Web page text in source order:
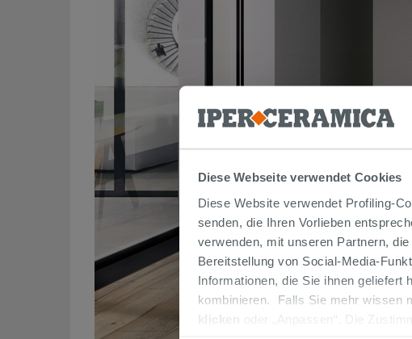
Diese Webseite verwendet Cookies
Diese Website verwendet Profiling-
senden, die Ihren Vorlieben
verwenden, mit unseren Partnern,
Bereitstellung von Social-Media-
Informationen, die Sie ihnen geliefert
kombinieren. Falls Sie mehr wissen
klicken
oder „Anpassen“. Die